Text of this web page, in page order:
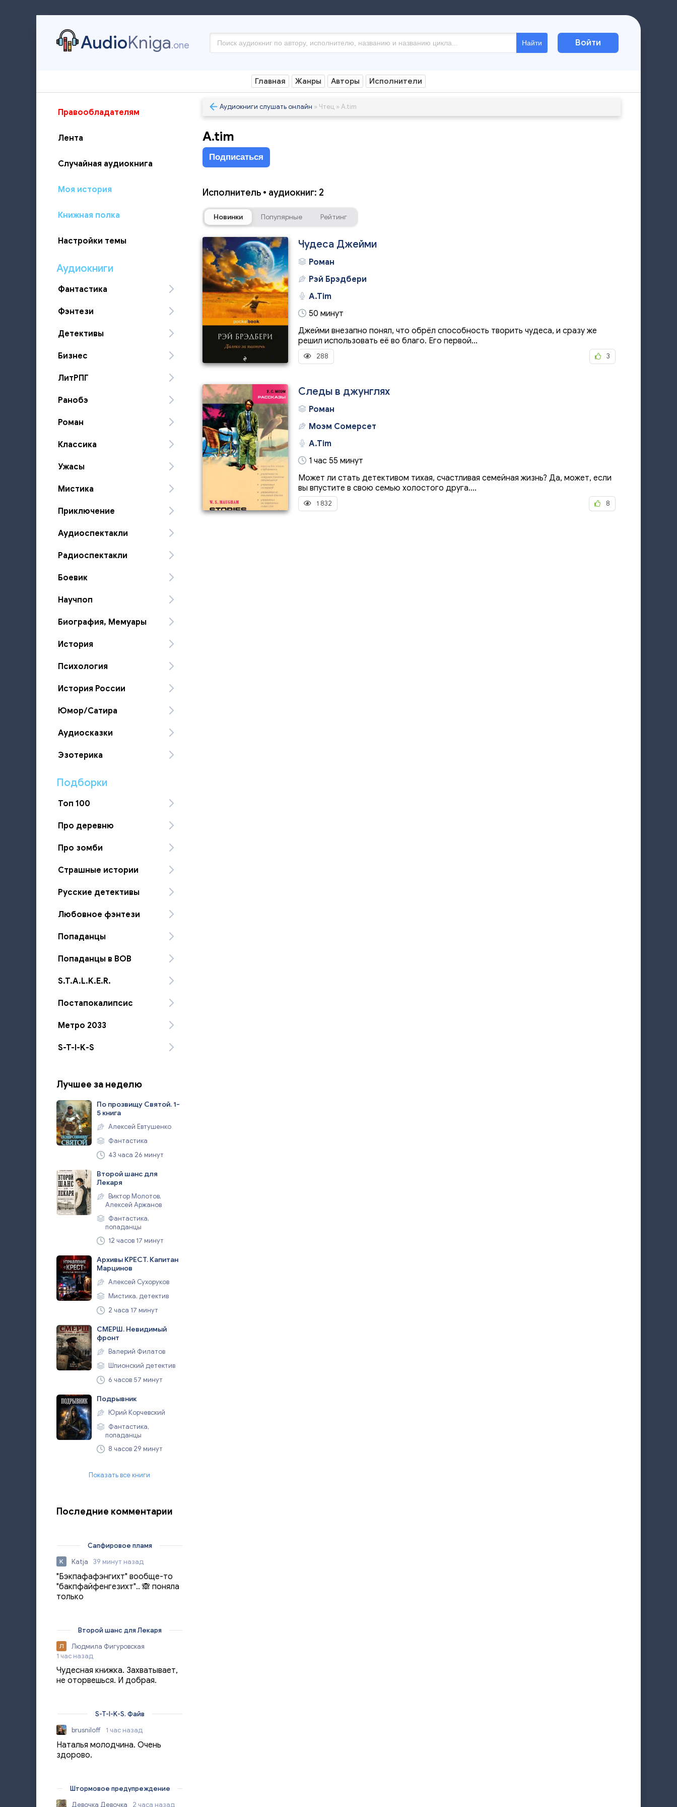
AudioKniga.one Найти Войти
Главная Жанры Авторы Исполнители
Правообладателям
Лента
Случайная аудиокнига
Моя история
Книжная полка
Настройки темы
Аудиокниги
Фантастика
Фэнтези
Детективы
Бизнес
ЛитРПГ
Ранобэ
Роман
Классика
Ужасы
Мистика
Приключение
Аудиоспектакли
Радиоспектакли
Боевик
Научпоп
Биография, Мемуары
История
Психология
История России
Юмор/Сатира
Аудиосказки
Эзотерика
Подборки
Топ 100
Про деревню
Про зомби
Страшные истории
Русские детективы
Любовное фэнтези
Попаданцы
Попаданцы в ВОВ
S.T.A.L.K.E.R.
Постапокалипсис
Метро 2033
S-T-I-K-S
Лучшее за неделю
По прозвищу Святой. 1-
5 книга
Алексей Евтушенко
Фантастика
43 часа 26 минут
Второй шанс для
Лекаря
Виктор Молотов,
Алексей Аржанов
Фантастика,
попаданцы
12 часов 17 минут
Архивы КРЕСТ. Капитан
Марцинов
Алексей Сухоруков
Мистика, детектив
2 часа 17 минут
СМЕРШ. Невидимый
фронт
Валерий Филатов
Шпионский детектив
6 часов 57 минут
Подрывник
Юрий Корчевский
Фантастика,
попаданцы
8 часов 29 минут
Показать все книги
Последние комментарии
Сапфировое пламя
K Katja 39 минут назад
"Бэкпафафэнгихт" вообще-то
"бакпфайфенгезихт".. 🙈 поняла
только
Второй шанс для Лекаря
Л
Людмила Фигуровская
1 час назад
Чудесная книжка. Захватывает,
не оторвешься. И добрая.
S-T-I-K-S. Файв
brusniloff
1 час назад
Наталья молодчина. Очень
здорово.
Штормовое предупреждение
Девочка Девочка
2 часа назад
Аудиокниги слушать онлайн » Чтец » A.tim
A.tim
Подписаться
Исполнитель • аудиокниг: 2
Новинки Популярные Рейтинг
Чудеса Джейми
Роман
Рэй Брэдбери
A.Tim
50 минут
Джейми внезапно понял, что обрёл способность творить чудеса, и сразу же
решил использовать её во благо. Его первой...
288 3
Следы в джунглях
Роман
Моэм Сомерсет
A.Tim
1 час 55 минут
Может ли стать детективом тихая, счастливая семейная жизнь? Да, может, если
вы впустите в свою семью холостого друга....
1 832 8